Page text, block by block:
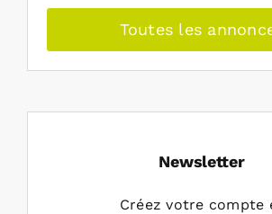
Toutes les
Newsletter
Créez votre compte